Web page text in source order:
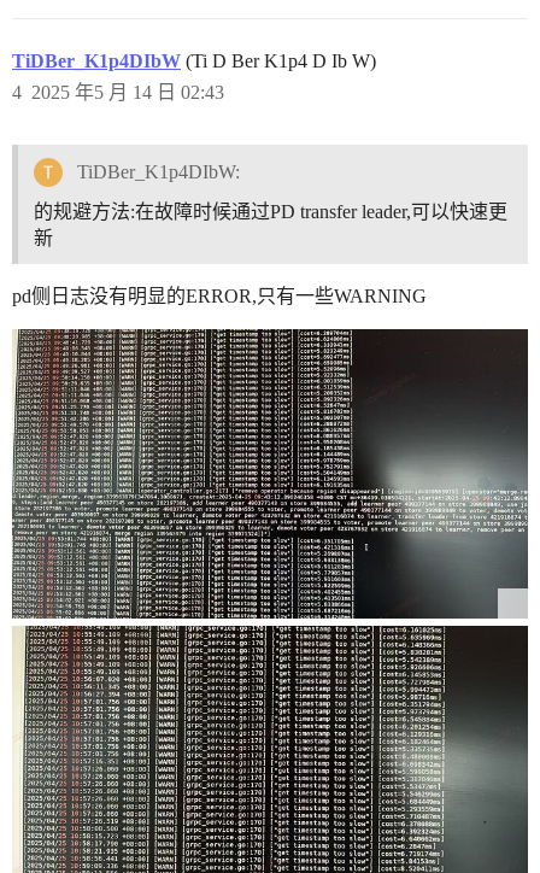
TiDBer_K1p4DIbW (Ti D Ber K1p4 D Ib W)
2025 年5 月 14 日 02:43
4
TiDBer_K1p4DIbW:
的规避方法:在故障时候通过PD transfer leader,可以快速更
新
pd侧日志没有明显的ERROR,只有一些WARNING